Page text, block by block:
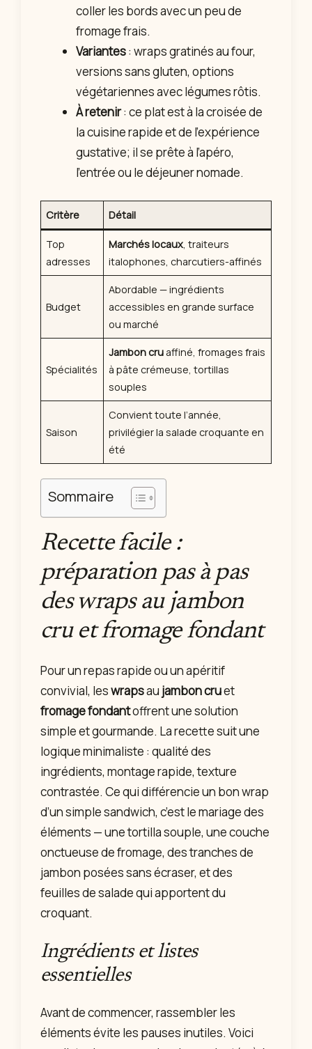
coller les bords avec un peu de
fromage frais.
Variantes: wraps gratinés au four,
versions sans gluten, options
végétariennes avec légumes rôtis.
À retenir: ce plat est à la croisée de
la cuisine rapide et de l’expérience
gustative; il se prête à l’apéro,
l’entrée ou le déjeuner nomade.
Critère Détail
Top
adresses
Marchés locaux , traiteurs
italophones, charcutiers-affinés
Budget
Abordable — ingrédients
accessibles en grande surface
ou marché
Spécialités
Jambon cru affiné, fromages frais
à pâte crémeuse, tortillas
souples
Saison
Convient toute l’année,
privilégier la salade croquante en
été
Sommaire
Recette facile :
préparation pas à pas
des wraps au jambon
cru et fromage fondant
Pour un repas rapide ou un apéritif
convivial, leswrapsau jambon cruet
fromage fondantoffrent une solution
simple et gourmande. La recette suit une
logique minimaliste : qualité des
ingrédients, montage rapide, texture
contrastée. Ce qui différencie un bon wrap
d’un simple sandwich, c’est le mariage des
éléments — une tortilla souple, une couche
onctueuse de fromage, des tranches de
jambon posées sans écraser, et des
feuilles de salade qui apportent du
croquant.
Ingrédients et listes
essentielles
Avant de commencer, rassembler les
éléments évite les pauses inutiles. Voici